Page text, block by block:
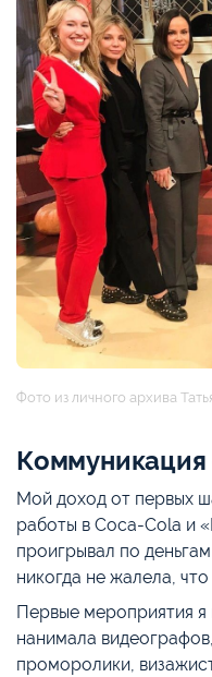
Фото из личного архива
Коммуникация
Мой доход от первых
работы в Coca-Cola и
проигрывал по
никогда не жалела,
Первые мероприятия я
нанимала
проморолики,